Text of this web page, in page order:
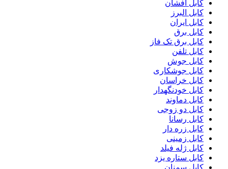
کابل افشان
کابل البرز
کابل ایران
کابل برق
کابل برق تک فاز
کابل تلفن
کابل جوش
کابل جوشکاری
کابل خراسان
کابل خودنگهدار
کابل دماوند
کابل دو زوجی
کابل رسانا
کابل زره دار
کابل زمینی
کابل ژله فیلد
کابل ستاره یزد
کابل سمنان